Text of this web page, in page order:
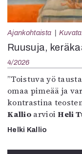
Ajankohtaista
Ruusuja,
4/2026
”Toistuva yö
omaa pimeää ja
kontrastina
KallioarvioiHeli
Helki Kallio